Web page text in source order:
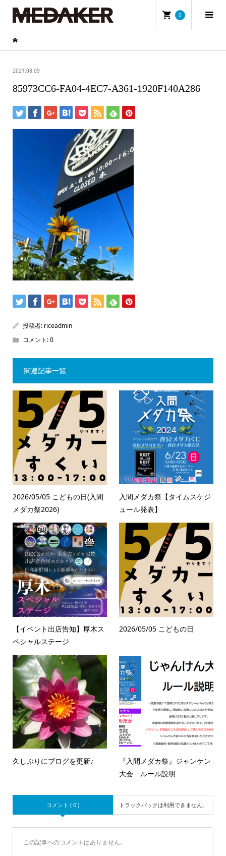
0
2021.08.09
85973CC6-FA04-4EC7-A361-1920F140A286
投稿者: riceadmin
コメント:0
関連記事一覧
2026/05/05 こどもの日(入間
メダカ祭2026)
入間メダカ祭【タイムスケジ
ュール発表】
【イベント出店告知】厚木ス
ペシャルステージ
2026/05/05 こどもの日
久しぶりにブログを更新♪
『入間メダカ祭』ジャンケン
大会 ルール説明
コメント ( 0 ) トラックバックは利用できません。
この記事へのコメントはありません。